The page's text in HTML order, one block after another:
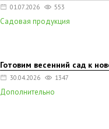
01.07.2026 553
Садовая продукция
Готовим весенний сад к
30.04.2026 1347
Дополнительно